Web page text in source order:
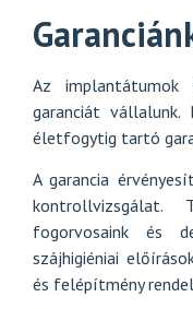
Az
garanciát vállalunk.
életfogytig tartó
A garancia
kontrollvizsgálat.
fogorvosaink és
szájhigiéniai
és felépítmény